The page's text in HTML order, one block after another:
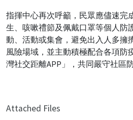
指揮中心再次呼籲，民眾應儘速完
生、咳嗽禮節及佩戴口罩等個人防
動、活動或集會，避免出入人多擁
風險場域，並主動積極配合各項防
灣社交距離APP」，共同嚴守社區防
Attached Files